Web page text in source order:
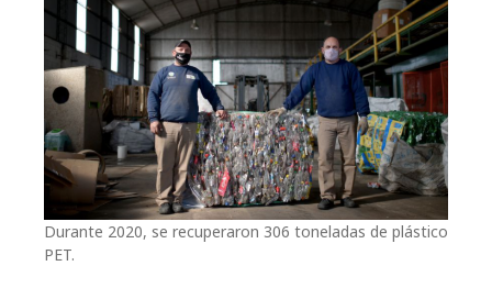
Durante 2020, se recuperaron 306 toneladas de plástico
PET.